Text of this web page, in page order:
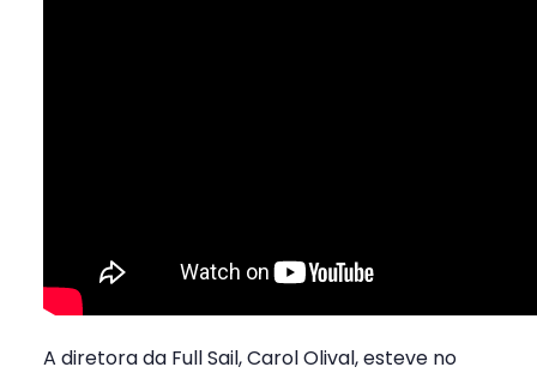
A diretora da Full Sail, Carol Olival, esteve no